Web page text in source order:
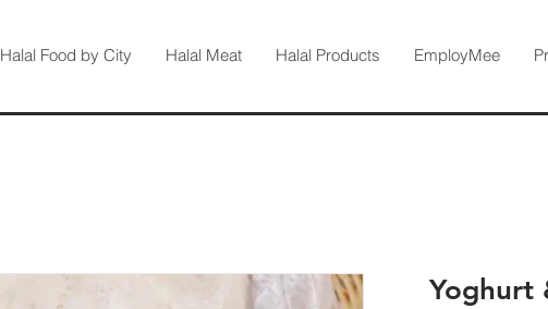
Halal Food by City Halal Meat Halal Products EmployMee
Yoghurt